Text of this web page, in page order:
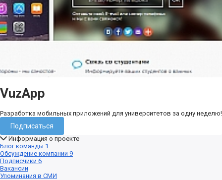
VuzApp
Разработка мобильных приложений для университетов за одну неделю!
Подписаться
Информация о проекте
Блог команды 1
Обсуждение компании 9
Подписчики 6
Вакансии
Упоминания в СМИ